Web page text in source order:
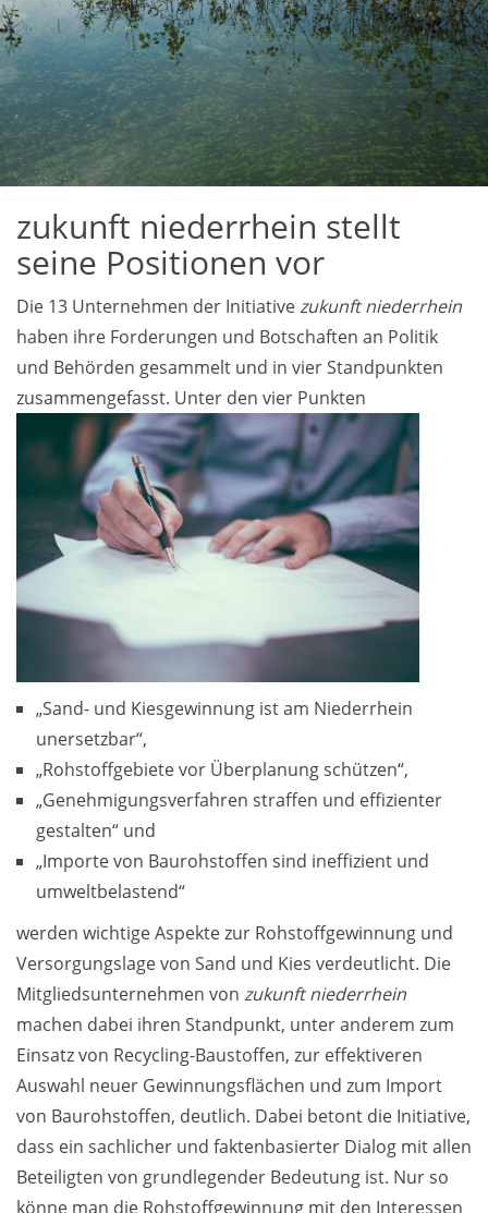
zukunft niederrhein stellt
seine Positionen vor
Die 13 Unternehmen der Initiativezukunft niederrhein
haben ihre Forderungen und Botschaften an Politik
und Behörden gesammelt und in vier Standpunkten
zusammengefasst. Unter den vier Punkten
„Sand- und Kiesgewinnung ist am Niederrhein
unersetzbar“,
„Rohstoffgebiete vor Überplanung schützen“,
„Genehmigungsverfahren straffen und effizienter
gestalten“ und
„Importe von Baurohstoffen sind ineffizient und
umweltbelastend“
werden wichtige Aspekte zur Rohstoffgewinnung und
Versorgungslage von Sand und Kies verdeutlicht. Die
Mitgliedsunternehmen von zukunft niederrhein
machen dabei ihren Standpunkt, unter anderem zum
Einsatz von Recycling-Baustoffen, zur effektiveren
Auswahl neuer Gewinnungsflächen und zum Import
von Baurohstoffen, deutlich. Dabei betont die Initiative,
dass ein sachlicher und faktenbasierter Dialog mit allen
Beteiligten von grundlegender Bedeutung ist. Nur so
könne man die Rohstoffgewinnung mit den Interessen